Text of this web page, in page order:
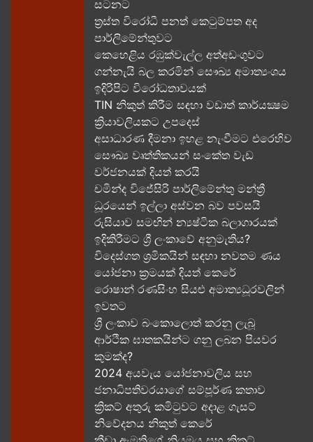
සටනට​
ත්‍රස්ත විරෝධී පනත් කෙටුම්පත අද
පාර්ලිමේන්තුවට​
කෙහෙළිය රඹුක්වැල්ල අත්අඩංගුවට
ගන්නැයි බල කරමින් සෞඛ්‍ය අමාත්‍යංශය
ඉදිරිපිට විරෝධතාවයක්
TIN නිකුත් කිරීම සඳහා වඩාත් කාර්යක්‍ෂම
ක්‍රියාවලියකට උපදෙස්
අසාධාරණ දීමනා ඉහළ නැංවීමට එරෙහිව
සෞඛ්‍ය වෘත්තිකයන් සංකේත වැඩ
වර්ජනයක් දියත් කරයි
චමින්ද විජේසිරි පාර්ලිමේන්තු මන්ත්‍රී
ධූරයෙන් ඉල්ලා අස්වන බව පවසයි
රුසියාව සමඟින් න්‍යෂ්ටික බලාගාරයක්
ඉදිකිරීමට ශ්‍රී ලංකාවේ අනුමැතිය?
විදෙස්ගත ශ්‍රමිකයින් සඳහා නවතම ණය
යෝජනා ක්‍රමයක් දියත් කෙරේ
රොෂාන් රණසිංහ සියළු අමාත්‍යධූරවලින්
ඉවතට​
ශ්‍රී ලංකාව බංකොලොත් කරනු ලැබූ
ආර්ථික ඝාතකයින්ට ගනු ලබන පියවර
කුමක්ද​?
2024 අයවැය යෝජනාවලිය​ සහ
ජනාධිපතිවරයාගේ සම්පූර්ණ කතාව​
ක්‍රිකට් අතුරු කමිටුවට අදාළ ගැසට්
නිවේදනය නිකුත් කෙරේ